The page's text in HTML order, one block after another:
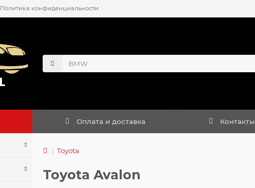
Политика конфиденциальности
Оплата и доставка Контакты
Toyota
Toyota Avalon